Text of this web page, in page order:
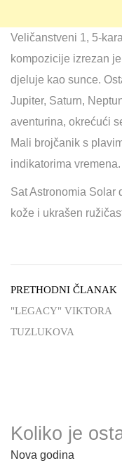
Veličanstveni 1, 5-
kompozicije izrezan
djeluje kao sunce.
Jupiter, Saturn,
aventurina, okrećući
Mali brojčanik s
indikatorima vremena.
Sat Astronomia Solar
kože i ukrašen
PRETHODNI ČLANAK
"LEGACY" VIKTORA
TUZLUKOVA
Koliko je
Nova godina